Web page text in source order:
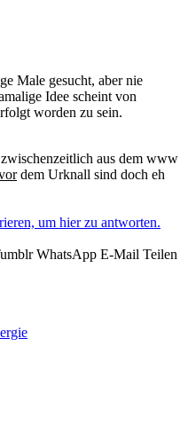
Male gesucht, aber nie
Idee scheint von
worden zu sein.
aus dem www
dem Urknall sind doch eh
um hier zu antworten.
WhatsApp E-Mail Teilen